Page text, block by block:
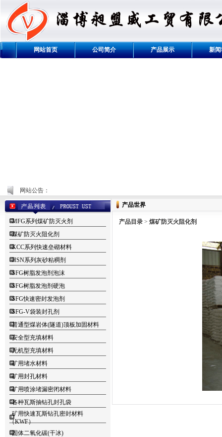
网站首页 公司简介 产品展示 新
网站公告：
MFG系列煤矿防灭火剂
煤矿防灭火阻化剂
KCC系列快速垒砌材料
HSN系列灰砂粘稠剂
SFG树脂发泡剂泡沫
SFG树脂发泡剂硬泡
SFG快速密封发泡剂
SFG-V袋装封孔剂
普通型煤岩体(隧道)顶板加固材料
安全型充填材料
无机型充填材料
矿用堵水材料
矿用封孔材料
矿用喷涂堵漏密闭材料
各种瓦斯抽钻孔封孔袋
矿用快速瓦斯钻孔密封材料
（KWF）
固体二氧化碳(干冰)
产品世界
产品目录 > 煤矿防灭火阻化剂